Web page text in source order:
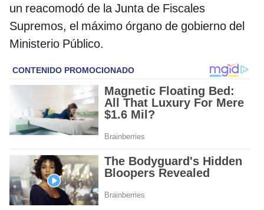
un reacomodó de la Junta de Fiscales
Supremos, el máximo órgano de gobierno del
Ministerio Público.